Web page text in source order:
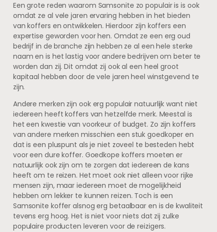
Een grote reden waarom Samsonite zo populair is is ook
omdat ze al vele jaren ervaring hebben in het bieden
van koffers en ontwikkelen. Hierdoor zijn koffers een
expertise geworden voor hen. Omdat ze een erg oud
bedrijf in de branche zijn hebben ze al een hele sterke
naam en is het lastig voor andere bedrijven om beter te
worden dan zij. Dit omdat zij ook al een heel groot
kapitaal hebben door de vele jaren heel winstgevend te
zijn.
Andere merken zijn ook erg populair natuurlijk want niet
iedereen heeft koffers van hetzelfde merk. Meestal is
het een kwestie van voorkeur of budget. Zo zijn koffers
van andere merken misschien een stuk goedkoper en
dat is een pluspunt als je niet zoveel te besteden hebt
voor een dure koffer. Goedkope koffers moeten er
natuurlijk ook zijn om te zorgen dat iedereen de kans
heeft om te reizen. Het moet ook niet alleen voor rijke
mensen zijn, maar iedereen moet de mogelijkheid
hebben om lekker te kunnen reizen. Toch is een
Samsonite koffer alsnog erg betaalbaar en is de kwaliteit
tevens erg hoog. Het is niet voor niets dat zij zulke
populaire producten leveren voor de reizigers.